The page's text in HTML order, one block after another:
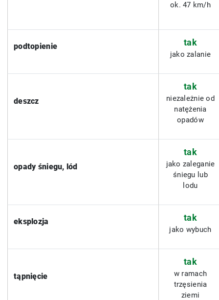
ok. 47 km/h
podtopienie tak
jako zalanie
deszcz
tak
niezależnie od
natężenia
opadów
opady śniegu, lód
tak
jako zaleganie
śniegu lub
lodu
eksplozja tak
jako wybuch
tąpnięcie
tak
w ramach
trzęsienia
ziemi